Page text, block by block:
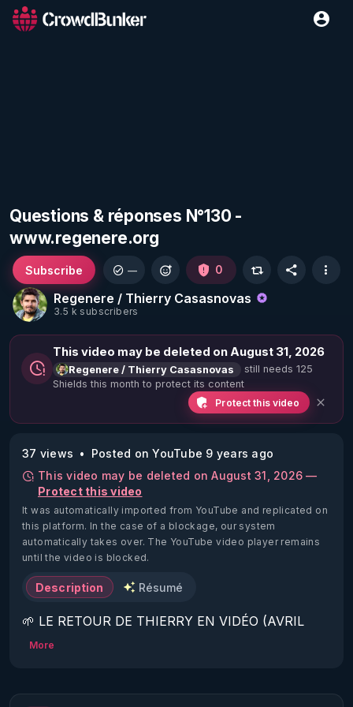
Questions & réponses N°130 -
www.regenere.org
Regenere / Thierry Casasnovas
3.5 k subscribers
Subscribe — 0
This video may be deleted on August 31, 2026
Regenere / Thierry Casasnovas
still needs 125
Shields this month to protect its content
Protect this video
37 views
Posted on YouTube 9 years ago
This video may be deleted on August 31, 2026 —
Protect this video
It was automatically imported from YouTube and replicated on
this platform. In the case of a blockage, our system
automatically takes over. The YouTube video player remains
until the video is blocked.
Description Résumé
🌱 LE RETOUR DE THIERRY EN VIDÉO (AVRIL
2022)!
https://www.rgnr.fr/presentation.html
More